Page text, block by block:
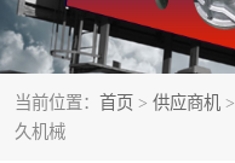
当前位置： 首页 > 供应商机 >
久机械
粉体换向阀
管路换向阀